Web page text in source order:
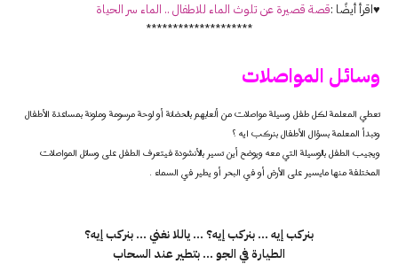
♥اقرأ أيضًا :قصة قصيرة عن تلوث الماء للاطفال .. الماء سر الحياة
********************
وسائل المواصلات
تعطي المعلمة لكل طفل وسيلة مواصلات من ألعابهم بالحضانة أو لوحة مرسومة وملونة بمساعدة الأطفال
وتبدأ المعلمة بسؤال الأطفال بنركب ايه ؟
ويجيب الطفل بالوسيلة التي معه ويوضح أين تسير بالأنشودة فيتعرف الطفل على وسائل المواصلات
المختلفة منها مايسير على الأرض أو في البحر أو يطير في السماء .
بنركب إيه … بنركب إيه؟ … ياللا نغني … بنركب إيه؟
الطيارة في الجو … بتطير عند السحاب